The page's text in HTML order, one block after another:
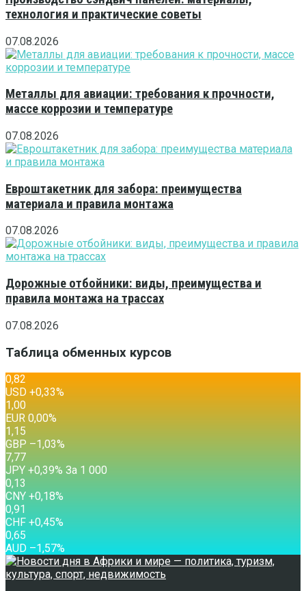
технология и практические советы
07.08.2026
Металлы для авиации: требования к прочности,
массе коррозии и температуре
07.08.2026
Евроштакетник для забора: преимущества
материала и правила монтажа
07.08.2026
Дорожные отбойники: виды, преимущества и
правила монтажа на трассах
07.08.2026
Таблица обменных курсов
0,82
USD +0,33%
1,00
EUR 0,00%
1,15
GBP –1,03%
7,77
JPY +0,39% За 1 000
0,13
CNY +0,18%
0,91
CHF +0,45%
0,65
AUD –1,57%